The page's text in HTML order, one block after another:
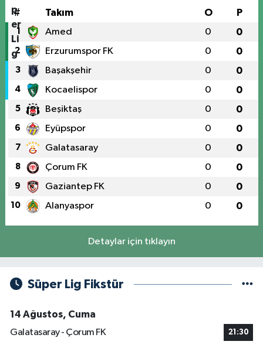
# Takım O P
1 Amed 0 0
2 Erzurumspor FK 0 0
3 Başakşehir 0 0
4 Kocaelispor 0 0
5 Beşiktaş 0 0
6 Eyüpspor 0 0
7 Galatasaray 0 0
8 Çorum FK 0 0
9 Gaziantep FK 0 0
10 Alanyaspor 0 0
Detaylar için tıklayın
Süper Lig Fikstür
14 Ağustos, Cuma
Galatasaray - Çorum FK
21:30